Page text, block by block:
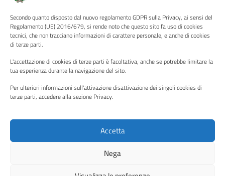
Secondo quanto disposto dal nuovo regolamento GDPR sulla Privacy, ai sensi del
Regolamento (UE) 2016/679, si rende noto che questo sito fa uso di cookies
tecnici, che non tracciano informazioni di carattere personale, e anche di cookies
di terze parti.
L'accettazione di cookies di terze parti è facoltativa, anche se potrebbe limitare la
tua esperienza durante la navigazione del sito.
Per ulteriori informazioni sull'attivazione disattivazione dei singoli cookies di
terze parti, accedere alla sezione Privacy.
Accetta
Nega
Albo pretorio
Informativa privacy
Note legali
Piano di miglioramento del sito
Instagram